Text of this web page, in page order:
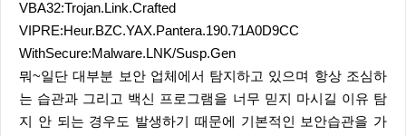
VBA32:Trojan.Link.Crafted
VIPRE:Heur.BZC.YAX.Pantera.190.71A0D9CC
WithSecure:Malware.LNK/Susp.Gen
뭐~일단 대부분 보안 업체에서 탐지하고 있으며 항상 조심하
는 습관과 그리고 백신 프로그램을 너무 믿지 마시길 이유 탐
지 안 되는 경우도 발생하기 때문에 기본적인 보안습관을 가